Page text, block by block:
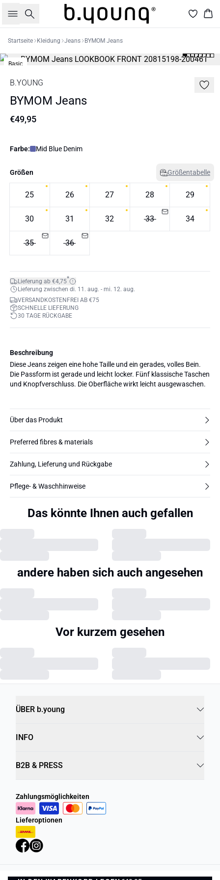
Suche
Startseite Kleidung Jeans BYMOM Jeans
Basic
B.YOUNG
BYMOM Jeans
€49,95
Farbe: Mid Blue Denim
Größen Größentabelle
25 26 27 28 29
30 31 32 33 34
35 36
Lieferung ab €4,75*
Lieferung zwischen di. 11. aug. - mi. 12. aug.
VERSANDKOSTENFREI AB €75
SCHNELLE LIEFERUNG
30 TAGE RÜCKGABE
Beschreibung
Diese Jeans zeigen eine hohe Taille und ein gerades, volles Bein.
Die Passform ist gerade und leicht locker. Fünf klassische Taschen
und Knopfverschluss. Die Oberfläche wirkt leicht ausgewaschen.
Über das Produkt
Preferred fibres & materials
Zahlung, Lieferung und Rückgabe
Pflege- & Waschhinweise
Das könnte Ihnen auch gefallen
andere haben sich auch angesehen
Vor kurzem gesehen
ÜBER b.young
INFO
B2B & PRESS
Zahlungsmöglichkeiten
Lieferoptionen